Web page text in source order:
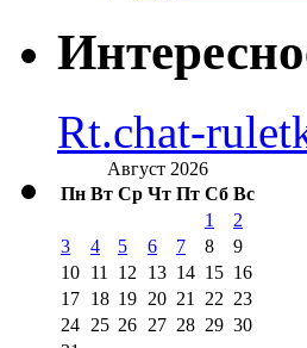
Rt.chat-
Август 2026
Пн Вт Ср Чт Пт Сб Вс
1
2
3
4 5 6 7 8
9
10 11 12 13 14 15 16
17 18 19 20 21 22 23
24 25 26 27 28 29 30